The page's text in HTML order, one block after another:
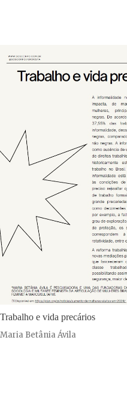
Trabalho e vida precários
Maria Betânia Ávila